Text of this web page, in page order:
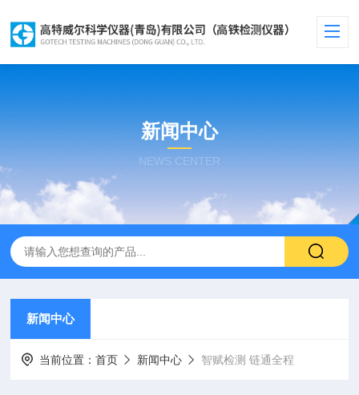
新闻中心
NEWS CENTER
新闻中心
当前位置：首页 新闻中心 智赋检测 链通全程